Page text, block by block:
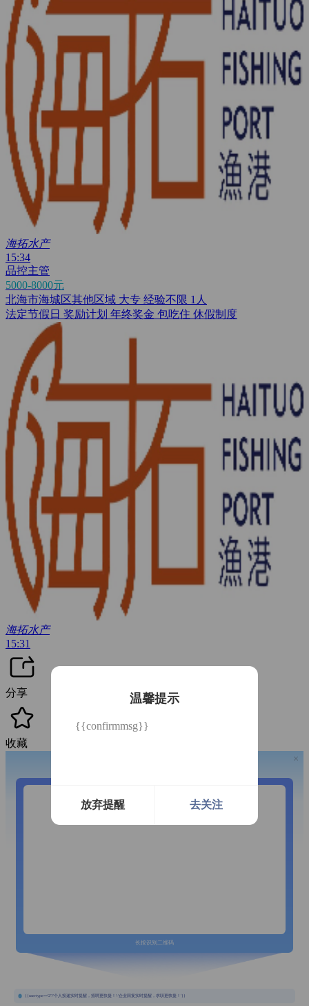
海拓水产
15:34
品控主管
5000-8000元
北海市海城区其他区域 大专 经验不限 1人
法定节假日 奖励计划 年终奖金 包吃住 休假制度
海拓水产
15:31
分享
收藏
长按识别二维码
{{usertype=='2'?'个人投递实时提醒，招聘更快捷！':'企业回复实时提醒，求职更快捷！'}}
温馨提示
{{confirmmsg}}
放弃提醒 去关注